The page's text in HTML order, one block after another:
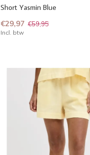
Short Yasmin Blue
€29,97 €59,95
Incl. btw